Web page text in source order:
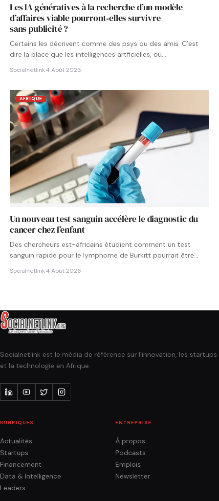
Les IA génératives à la recherche d’un modèle
d’affaires viable pourront‑elles survivre
sans publicité ?
Certains les décrivent comme des psys ou des amis. C’est
dire la place que les intelligences artficielles, ou…
Socialnetlink·4 Août 2026
AFRIQUE
Un nouveau test sanguin accélère le diagnostic du
cancer chez l’enfant
Des chercheurs est-africains étudient comment un test
sanguin rapide pour le lymphome de Burkitt pourrait être
Socialnetlink·4 Août 2026
Socialnetlink est le média de référence sur l'innovation, les startups
et la technologie en Afrique.
RUBRIQUES
Actualités
Startups
Financement
Data & Intelligence
Leaders
ENTREPRISE
À propos
Podcasts
Emplois
Newsletter